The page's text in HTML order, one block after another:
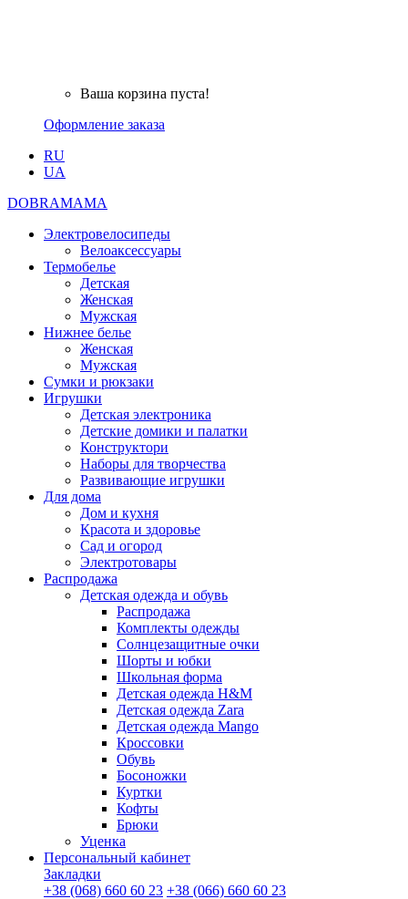
Ваша корзина пуста!
Оформление заказа
RU
UA
DOBRAMAMA
Электровелосипеды
Велоаксессуары
Термобелье
Детская
Женская
Мужская
Нижнее белье
Женская
Мужская
Сумки и рюкзаки
Игрушки
Детская электроника
Детские домики и палатки
Конструктори
Наборы для творчества
Развивающие игрушки
Для дома
Дом и кухня
Красота и здоровье
Сад и огород
Электротовары
Распродажа
Детская одежда и обувь
Распродажа
Комплекты одежды
Солнцезащитные очки
Шорты и юбки
Школьная форма
Детская одежда H&M
Детская одежда Zara
Детская одежда Mango
Кроссовки
Обувь
Босоножки
Куртки
Кофты
Брюки
Уценка
Персональный кабинет
Закладки
+38 (068) 660 60 23 +38 (066) 660 60 23